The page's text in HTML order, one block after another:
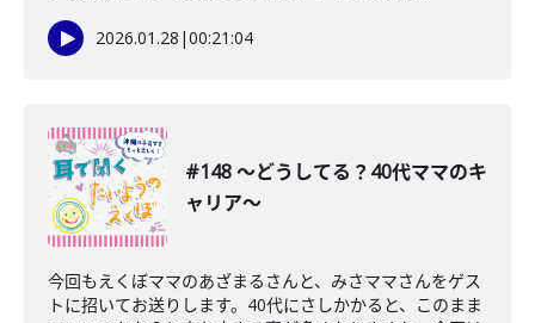
2026.01.28 |00:21:04
#148 〜どうしてる？40代ママのキ
ャリア〜
今回もえくぼママのあざまるさんと、みさママさんをゲス
トに招いてお送りします。40代にさしかかると、このまま